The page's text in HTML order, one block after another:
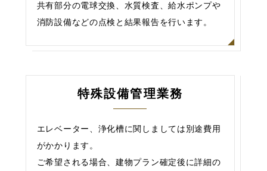
共有部分の電球交換、水質検査、給水ポンプや
消防設備などの点検と結果報告を行います。
特殊設備管理業務
エレベーター、浄化槽に関しましては別途費用
がかかります。
ご希望される場合、建物プラン確定後に詳細の